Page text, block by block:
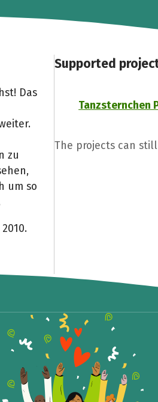
Das
zu
um so
Supported
Tanzsternchen
The projects can
event
more donations!